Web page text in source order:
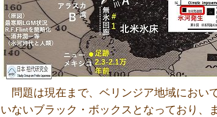
問題は現在まで、ベリンジア地域におい
いないブラック・ボックスとなっており、